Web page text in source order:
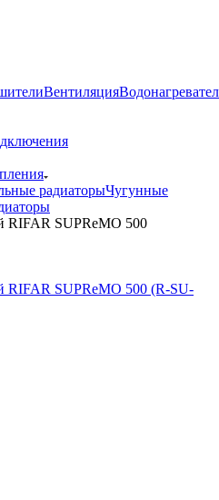
Вентиляция
радиаторыЧугунные
RIFAR SUPReMO 500